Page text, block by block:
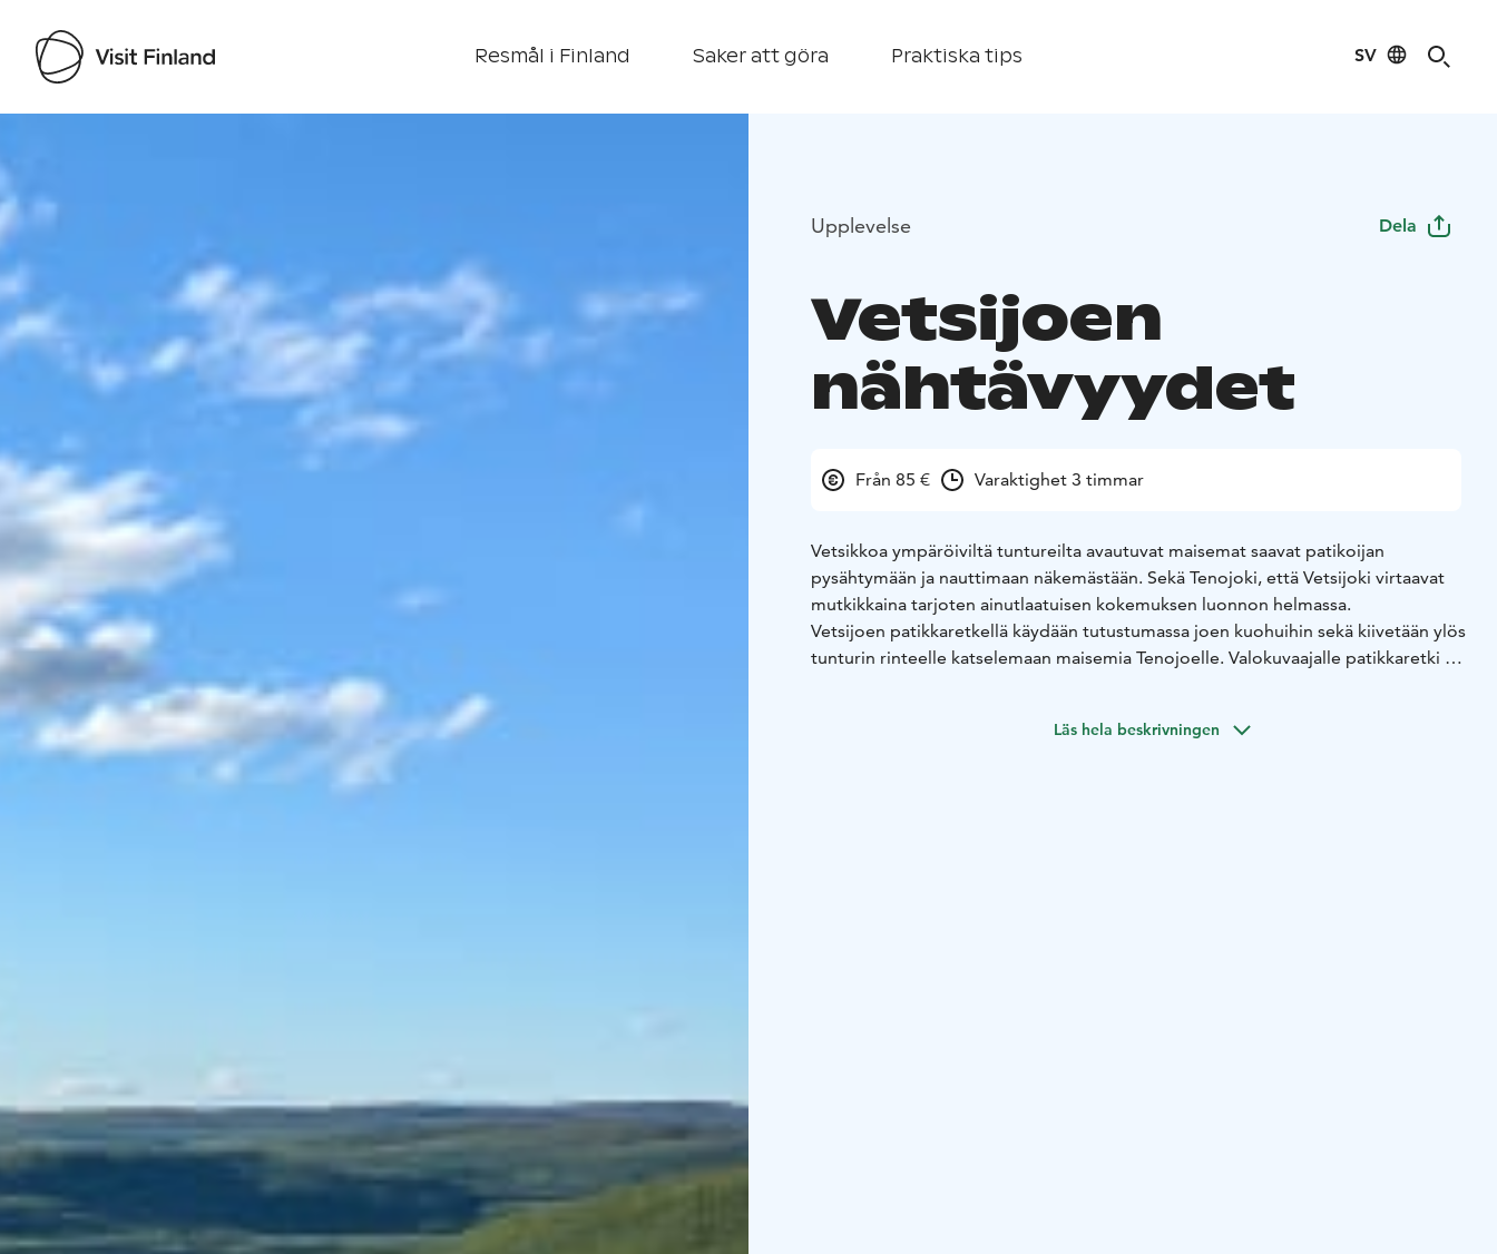
Resmål i Finland Saker att göra Praktiska tips SV
Visit Finland
Upplevelse Dela
Vetsijoen
nähtävyydet
Från 85 € Varaktighet 3 timmar
Vetsikkoa ympäröiviltä tuntureilta avautuvat maisemat saavat patikoijan
pysähtymään ja nauttimaan näkemästään. Sekä Tenojoki, että Vetsijoki virtaavat
mutkikkaina tarjoten ainutlaatuisen kokemuksen luonnon helmassa.
Vetsijoen patikkaretkellä käydään tutustumassa joen kuohuihin sekä kiivetään ylös
tunturin rinteelle katselemaan maisemia Tenojoelle. Valokuvaajalle patikkaretki on
sekä yli viisi vuotiaille lapsille. Lumipeitteisenä aikana retki tehdään lumikengillä.
Läs hela beskrivningen